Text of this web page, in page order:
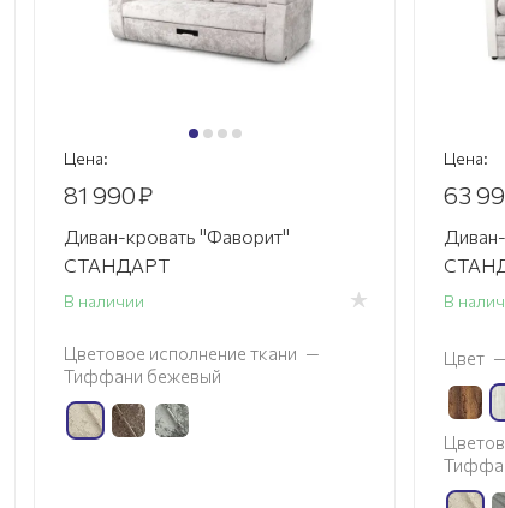
63 990
Диван-кровать "Портленд-1"
СТАНДАРТ Аккордеон
Цвет — Дуб Винтерберг
Цветовое исполнение ткани